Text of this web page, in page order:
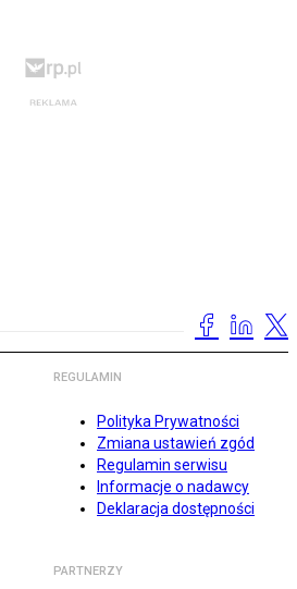
REGULAMIN
Polityka Prywatności
Zmiana ustawień zgód
Regulamin serwisu
Informacje o nadawcy
Deklaracja dostępności
PARTNERZY